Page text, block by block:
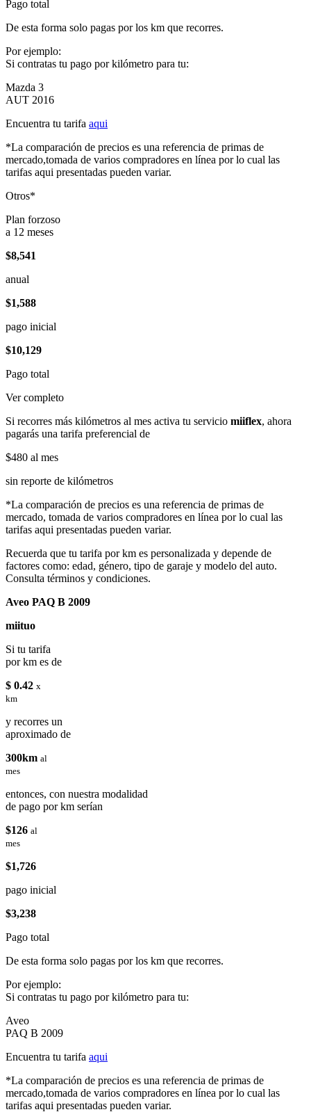
Pago total
De esta forma solo pagas por los km que recorres.
Por ejemplo:
Si contratas tu pago por kilómetro para tu:
Mazda 3
AUT 2016
Encuentra tu tarifa aqui
*La comparación de precios es una referencia de primas de
mercado,tomada de varios compradores en línea por lo cual las
tarifas aqui presentadas pueden variar.
Otros*
Plan forzoso
a 12 meses
$8,541
anual
$1,588
pago inicial
$10,129
Pago total
Ver completo
Si recorres más kilómetros al mes activa tu servicio miiflex, ahora
pagarás una tarifa preferencial de
$480 al mes
sin reporte de kilómetros
*La comparación de precios es una referencia de primas de
mercado, tomada de varios compradores en línea por lo cual las
tarifas aqui presentadas pueden variar.
Recuerda que tu tarifa por km es personalizada y depende de
factores como: edad, género, tipo de garaje y modelo del auto.
Consulta términos y condiciones.
Aveo PAQ B 2009
miituo
Si tu tarifa
por km es de
$ 0.42 x
km
y recorres un
aproximado de
300km al
mes
entonces, con nuestra modalidad
de pago por km serían
$126 al
mes
$1,726
pago inicial
$3,238
Pago total
De esta forma solo pagas por los km que recorres.
Por ejemplo:
Si contratas tu pago por kilómetro para tu:
Aveo
PAQ B 2009
Encuentra tu tarifa aqui
*La comparación de precios es una referencia de primas de
mercado,tomada de varios compradores en línea por lo cual las
tarifas aqui presentadas pueden variar.